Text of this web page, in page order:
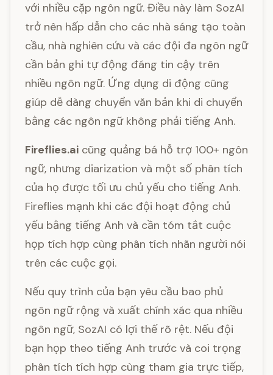
với nhiều cặp ngôn ngữ. Điều này làm SozAI
trở nên hấp dẫn cho các nhà sáng tạo toàn
cầu, nhà nghiên cứu và các đội đa ngôn ngữ
cần bản ghi tự động đáng tin cậy trên
nhiều ngôn ngữ. Ứng dụng di động cũng
giúp dễ dàng chuyển văn bản khi di chuyển
bằng các ngôn ngữ không phải tiếng Anh.
Fireflies.ai cũng quảng bá hỗ trợ 100+ ngôn
ngữ, nhưng diarization và một số phân tích
của họ được tối ưu chủ yếu cho tiếng Anh.
Fireflies mạnh khi các đội hoạt động chủ
yếu bằng tiếng Anh và cần tóm tắt cuộc
họp tích hợp cùng phân tích nhãn người nói
trên các cuộc gọi.
Nếu quy trình của bạn yêu cầu bao phủ
ngôn ngữ rộng và xuất chính xác qua nhiều
ngôn ngữ, SozAI có lợi thế rõ rệt. Nếu đội
bạn họp theo tiếng Anh trước và coi trọng
phân tích tích hợp cùng tham gia trực tiếp,